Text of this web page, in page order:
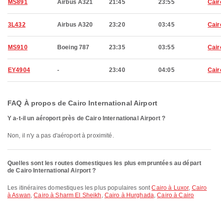
MS891 Airbus A321 21:45 23:55
3L432 Airbus A320 23:20 03:45
MS910 Boeing 787 23:35 03:55
EY4904 - 23:40 04:05
FAQ À propos de Cairo International Airport
Y a-t-il un aéroport près de Cairo International Airport ?
Non, il n'y a pas d'aéroport à proximité.
Quelles sont les routes domestiques les plus empruntées au départ
de Cairo International Airport ?
Les itinéraires domestiques les plus populaires sontCairo à Luxor, Cairo
à Aswan,Cairo à Sharm El Sheikh , Cairo à Hurghada,Cairo à Cairo